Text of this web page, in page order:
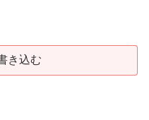
き込む